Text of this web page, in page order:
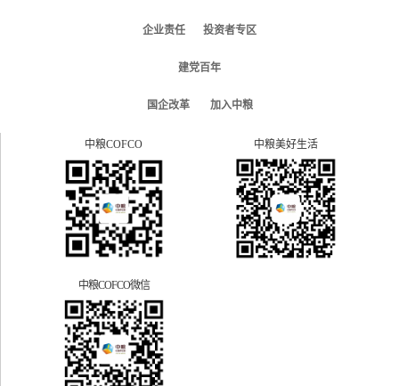
企业责任 投资者专区
建党百年
国企改革 加入中粮
中粮COFCO 中粮美好生活
中粮COFCO微信